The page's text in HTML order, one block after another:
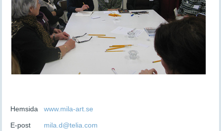
Hemsida www.mila-art.se
E-post mila.d@telia.com